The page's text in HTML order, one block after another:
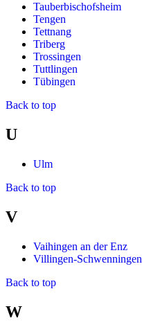
Tauberbischofsheim
Tengen
Tettnang
Triberg
Trossingen
Tuttlingen
Tübingen
Back to top
U
Ulm
Back to top
V
Vaihingen an der Enz
Villingen-Schwenningen
Back to top
W